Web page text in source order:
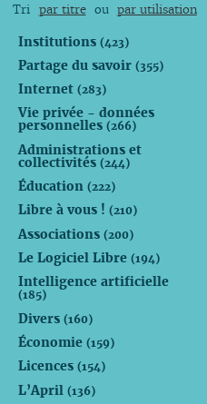
Tri par titre ou par utilisation
Institutions (423)
Partage du savoir (355)
Internet (283)
Vie privée - données
personnelles (266)
Administrations et
collectivités (244)
Éducation (222)
Libre à vous ! (210)
Associations (200)
Le Logiciel Libre (194)
Intelligence artificielle
(185)
Divers (160)
Économie (159)
Licences (154)
L’April (136)